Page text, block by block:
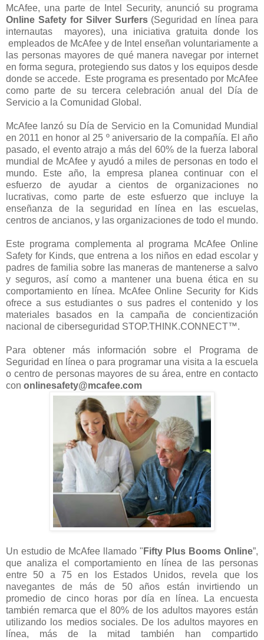
McAfee, una parte de Intel Security, anunció su programa
Online Safety for Silver Surfers(Seguridad en línea para
internautas mayores), una iniciativa gratuita donde los
empleados de McAfee y de Intel enseñan voluntariamente a
las personas mayores de qué manera navegar por internet
en forma segura, protegiendo sus datos y los equipos desde
donde se accede. Este programa es presentado por McAfee
como parte de su tercera celebración anual del Día de
Servicio a la Comunidad Global.
McAfee lanzó su Día de Servicio en la Comunidad Mundial
en 2011 en honor al 25 º aniversario de la compañía. El año
pasado, el evento atrajo a más del 60% de la fuerza laboral
mundial de McAfee y ayudó a miles de personas en todo el
mundo. Este año, la empresa planea continuar con el
esfuerzo de ayudar a cientos de organizaciones no
lucrativas, como parte de este esfuerzo que incluye la
enseñanza de la seguridad en línea en las escuelas,
centros de ancianos, y las organizaciones de todo el mundo.
Este programa complementa al programa McAfee Online
Safety for Kinds, que entrena a los niños en edad escolar y
padres de familia sobre las maneras de mantenerse a salvo
y seguros, así como a mantener una buena ética en su
comportamiento en línea. McAfee Online Security for Kids
ofrece a sus estudiantes o sus padres el contenido y los
materiales basados ​​en la campaña de concientización
nacional de ciberseguridad STOP.THINK.CONNECT™.
Para obtener más información sobre el Programa de
Seguridad en línea o para programar una visita a la escuela
o centro de personas mayores de su área, entre en contacto
con onlinesafety@mcafee.com
Un estudio de McAfee llamado " Fifty Plus Booms Online”,
que analiza el comportamiento en línea de las personas
entre 50 a 75 en los Estados Unidos, revela que los
navegantes de más de 50 años están invirtiendo un
promedio de cinco horas por día en línea. La encuesta
también remarca que el 80% de los adultos mayores están
utilizando los medios sociales. De los adultos mayores en
línea, más de la mitad también han compartido